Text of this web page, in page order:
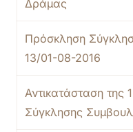
Δράμας
Πρόσκληση
13/01-08-2016
Αντικατάσταση
Σύγκλησης